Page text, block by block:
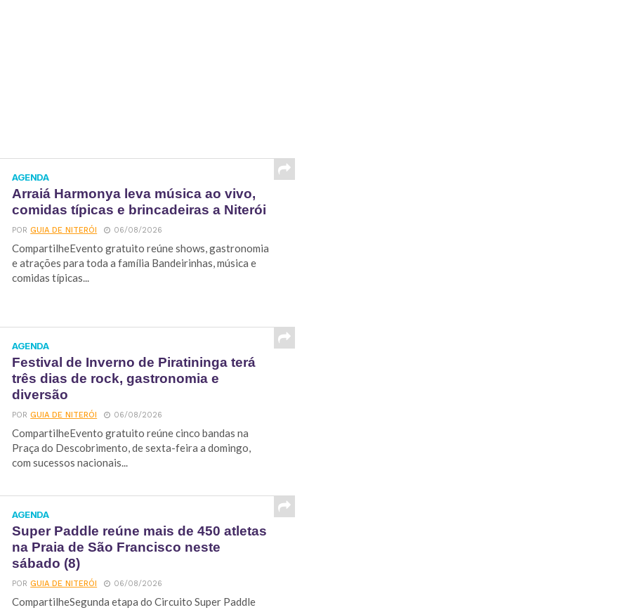
AGENDA
Arraiá Harmonya leva música ao vivo,
comidas típicas e brincadeiras a Niterói
PORGUIA DE NITERÓI 06/08/2026
CompartilheEvento gratuito reúne shows, gastronomia
e atrações para toda a família Bandeirinhas, música e
comidas típicas...
AGENDA
Festival de Inverno de Piratininga terá
três dias de rock, gastronomia e
diversão
PORGUIA DE NITERÓI 06/08/2026
CompartilheEvento gratuito reúne cinco bandas na
Praça do Descobrimento, de sexta-feira a domingo,
com sucessos nacionais...
AGENDA
Super Paddle reúne mais de 450 atletas
na Praia de São Francisco neste
sábado (8)
PORGUIA DE NITERÓI 06/08/2026
CompartilheSegunda etapa do Circuito Super Paddle